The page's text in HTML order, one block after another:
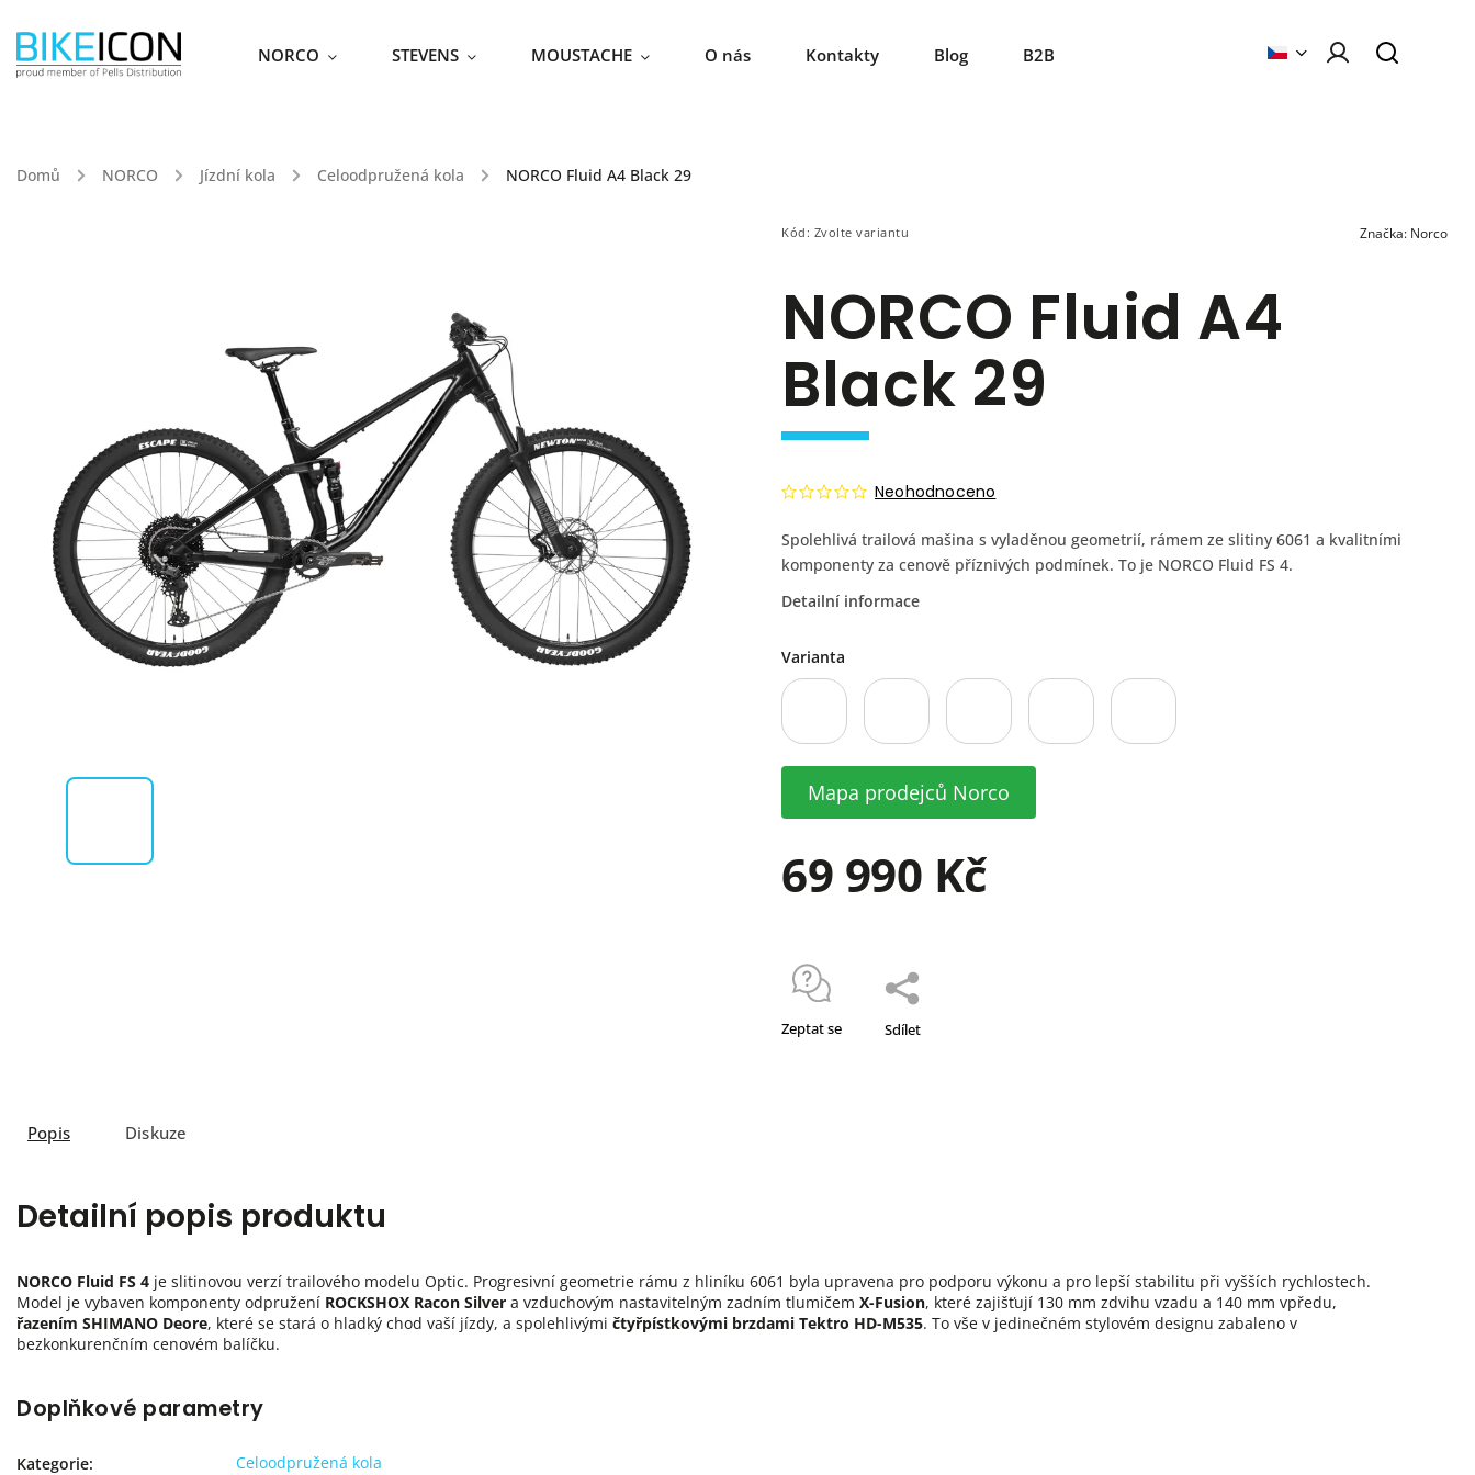
NORCO STEVENS MOUSTACHE O nás Kontakty Blog B2B
Domů / NORCO / Jízdní kola / Celoodpružená kola / NORCO Fluid A4 Black 29
NORCO Fluid A4
Black 29
Kód: Zvolte variantu
Neohodnoceno
Spolehlivá trailová mašina s vyladěnou geometrií, rámem ze slitiny 6061 a kvalitními
komponenty za cenově příznivých podmínek. To je NORCO Fluid FS 4.
Detailní informace
Značka: Norco
Varianta
Mapa prodejců Norco
69 990 Kč
Zeptat se Sdílet
Popis Diskuze
Detailní popis produktu
NORCO Fluid FS 4 je slitinovou verzí trailového modelu Optic. Progresivní geometrie rámu z hliníku 6061 byla upravena pro podporu výkonu a pro lepší stabilitu při vyšších rychlostech.
Model je vybaven komponenty odpružení ROCKSHOX Racon Silver a vzduchovým nastavitelným zadním tlumičem X-Fusion, které zajišťují 130 mm zdvihu vzadu a 140 mm vpředu,
řazením SHIMANO Deore, které se stará o hladký chod vaší jízdy, a spolehlivými čtyřpístkovými brzdami Tektro HD-M535. To vše v jedinečném stylovém designu zabaleno v
bezkonkurenčním cenovém balíčku.
Doplňkové parametry
Kategorie:
Celoodpružená kola